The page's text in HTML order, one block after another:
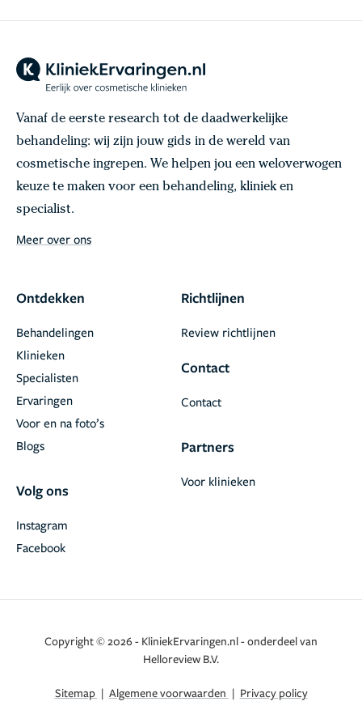
Vanaf de eerste research tot de daadwerkelijke
behandeling: wij zijn jouw gids in de wereld van
cosmetische ingrepen. We helpen jou een weloverwogen
keuze te maken voor een behandeling, kliniek en
specialist.
Meer over ons
Ontdekken
Behandelingen
Klinieken
Specialisten
Ervaringen
Voor en na foto’s
Blogs
Volg ons
Facebook
Instagram
Richtlijnen
Review richtlijnen
Contact
Contact
Partners
Voor klinieken
Copyright © 2026 - KliniekErvaringen.nl - onderdeel van
Helloreview B.V.
Sitemap | Algemene voorwaarden | Privacy policy